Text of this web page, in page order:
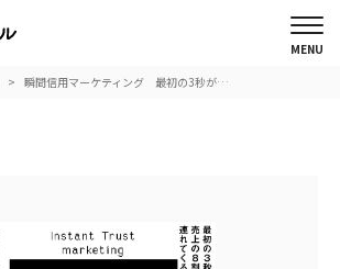
瞬間信用マーケティング 最初の3秒が…